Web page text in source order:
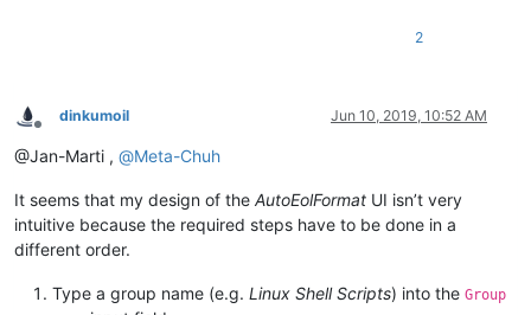
2
Offline
dinkumoil Jun 10, 2019, 10:52 AM
@Jan-Marti , @Meta-Chuh
It seems that my design of the AutoEolFormat UI isn’t very
intuitive because the required steps have to be done in a
different order.
Type a group name (e.g. Linux Shell Scripts) into the Group